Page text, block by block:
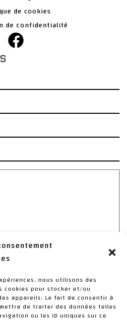
nous utilisons des
pour stocker et/ou
appareils. Le fait de consentir à
de traiter des données telles
ou les ID uniques sur ce
de cookies
de confidentialité
de confidentialité de ce